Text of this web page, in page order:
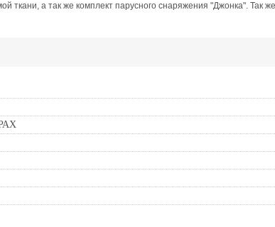
а так же комплект парусного снаряжения "Джонка". Так